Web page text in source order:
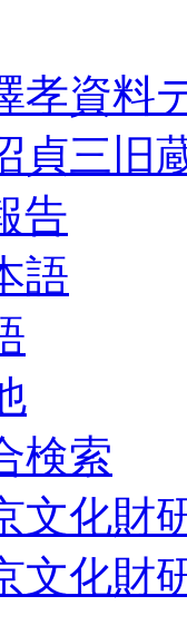
孝資料
貞三旧
告
語
検索
文化財
文化財